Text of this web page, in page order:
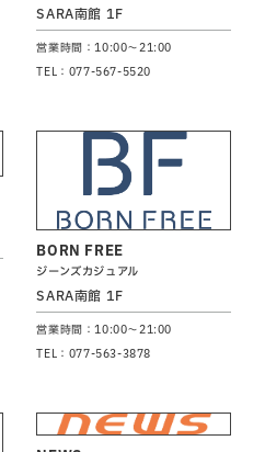
SARA南館 1F
営業時間：10:00～21:00
TEL：077-567-5520
BORN FREE
ジーンズカジュアル
SARA南館 1F
営業時間：10:00～21:00
TEL：077-563-3878